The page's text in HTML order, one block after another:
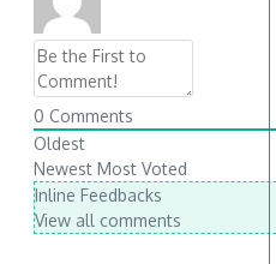
0 Comments
Oldest
Newest Most Voted
Inline Feedbacks
View all comments